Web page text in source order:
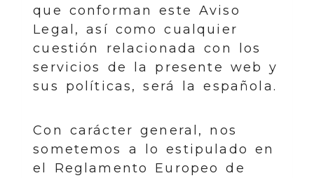
que conforman este Aviso
Legal, así como cualquier
cuestión relacionada con los
servicios de la presente web y
sus políticas, será la española.
Con carácter general, nos
sometemos a lo estipulado en
el Reglamento Europeo de